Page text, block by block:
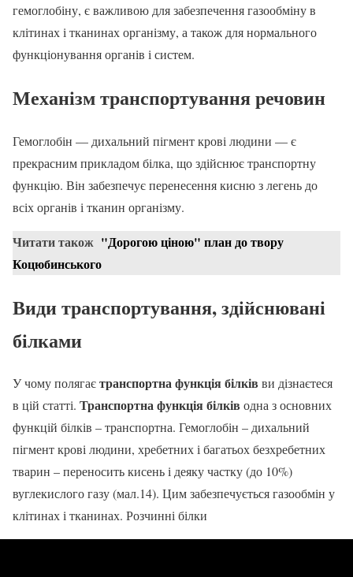
гемоглобіну, є важливою для забезпечення газообміну в
клітинах і тканинах організму, а також для нормального
функціонування органів і систем.
Механізм транспортування речовин
Гемоглобін — дихальний пігмент крові людини — є
прекрасним прикладом білка, що здійснює транспортну
функцію. Він забезпечує перенесення кисню з легень до
всіх органів і тканин організму.
Читати також "Дорогою ціною" план до твору
Коцюбинського
Види транспортування, здійснювані
білками
У чому полягаєтранспортна функція білків ви дізнаєтеся
в цій статті. Транспортна функція білків одна з основних
функцій білків – транспортна. Гемоглобін – дихальний
пігмент крові людини, хребетних і багатьох безхребетних
тварин – переносить кисень і деяку частку (до 10%)
вуглекислого газу (мал.14). Цим забезпечується газообмін у
клітинах і тканинах. Розчинні білки